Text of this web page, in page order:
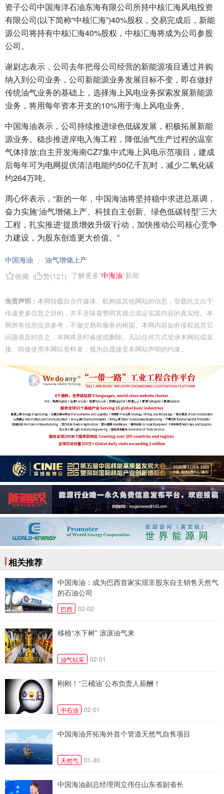
资子公司中国海洋石油东海有限公司所持中核汇海风电投资
有限公司(以下简称“中核汇海”)40%股权，交易完成后，新能
源公司将持有中核汇海40%股权，中核汇海将成为公司参股
公司。
谢尉志表示，公司去年把母公司经营的新能源项目通过并购
纳入到公司业务，公司新能源业务发展目标不变，即在做好
传统油气业务的基础上，选择海上风电业务探索发展新能源
业务，将用每年资本开支的10%用于海上风电业务。
中国海油表示，公司持续推进绿色低碳发展，积极拓展新能
源业务。稳步推进岸电入海工程，降低油气生产过程的温室
气体排放;自主开发海南CZ7集中式海上风电示范项目，建成
后每年可为电网提供清洁电能约50亿千瓦时，减少二氧化碳
约264万吨。
周心怀表示，“新的一年，中国海油将坚持稳中求进总基调，
奋力实施‘油气增储上产、科技自主创新、绿色低碳转型’三大
工程，扎实推进‘提质增效升级’行动，加快推动公司核心竞争
力建设，为股东创造更大价值。”
中国海油 / 油气增储上产
收藏
赞(121 ) 了解更多“中海油”新闻
免责声明： 本网转载自合作媒体、机构或其他网站的信息，登载此文出于
传递更多信息之目的，并不意味着赞同其观点或证实其内容的真实性。本
网所有信息仅供参考，不做交易和服务的根据。本网内容如有侵权或其它
问题请及时告之，本网将及时修改或删除。凡以任何方式登录本网站或直
接、间接使用本网站资料者，视为自愿接受本网站声明的约束。
相关推荐
中国海油：成为巴西首家实现非股东自主销售天然气
的石油公司
巴西 02-02
移植“水下树” 滚滚油气来
油气钻采 02-01
刚刚！“三桶油”公布负责人薪酬！
中石油 02-01
中国海油开拓海外首个管道天然气自售项目
天然气 01-30
中国海油副总经理周立伟任山东省副省长